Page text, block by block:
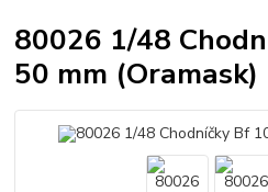
80026 1/48
50 mm (Oramask)